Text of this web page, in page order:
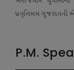
પ્રવૃત્તિમય ગુજરાતની
P.M.